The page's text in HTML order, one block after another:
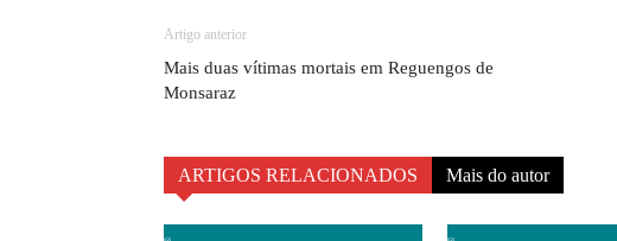
Artigo anterior
Mais duas vítimas mortais em Reguengos de
Monsaraz
ARTIGOS RELACIONADOS Mais do autor